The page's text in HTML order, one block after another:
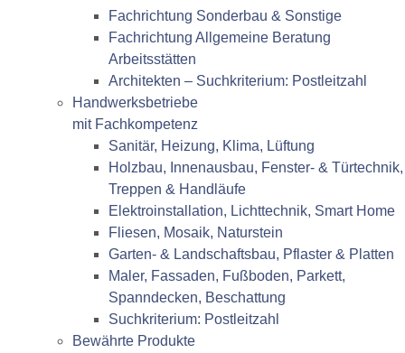
Fachrichtung Sonderbau & Sonstige
Fachrichtung Allgemeine Beratung
Arbeitsstätten
Architekten – Suchkriterium: Postleitzahl
Handwerksbetriebe
mit Fachkompetenz
Sanitär, Heizung, Klima, Lüftung
Holzbau, Innenausbau, Fenster- & Türtechnik,
Treppen & Handläufe
Elektroinstallation, Lichttechnik, Smart Home
Fliesen, Mosaik, Naturstein
Garten- & Landschaftsbau, Pflaster & Platten
Maler, Fassaden, Fußboden, Parkett,
Spanndecken, Beschattung
Suchkriterium: Postleitzahl
Bewährte Produkte